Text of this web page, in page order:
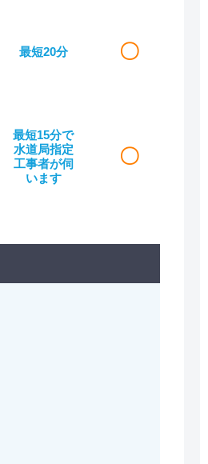
最短20分 〇
最短15分で
水道局指定
工事者が伺
います
〇